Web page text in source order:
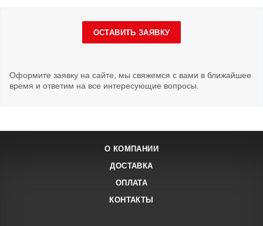
ОСТАВИТЬ ЗАЯВКУ
Оформите заявку на сайте, мы свяжемся с вами в ближайшее
время и ответим на все интересующие вопросы.
О КОМПАНИИ
ДОСТАВКА
ОПЛАТА
КОНТАКТЫ